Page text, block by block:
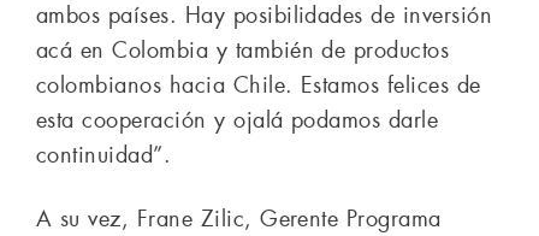
ambos países. Hay posibilidades de inversión
acá en Colombia y también de productos
colombianos hacia Chile. Estamos felices de
esta cooperación y ojalá podamos darle
continuidad”.
A su vez, Frane Zilic, Gerente Programa